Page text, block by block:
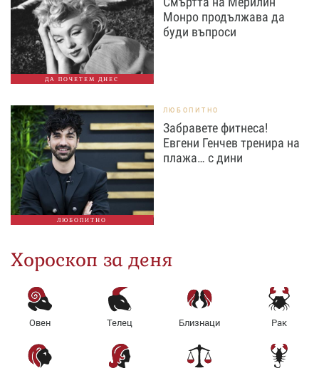
ДА ПОЧЕТЕМ ДНЕС
Монро продължава да
буди въпроси
ЛЮБОПИТНО
ЛЮБОПИТНО
Забравете фитнеса!
Евгени Генчев тренира на
плажа… с дини
Хороскоп за деня
Овен Телец Близнаци Рак